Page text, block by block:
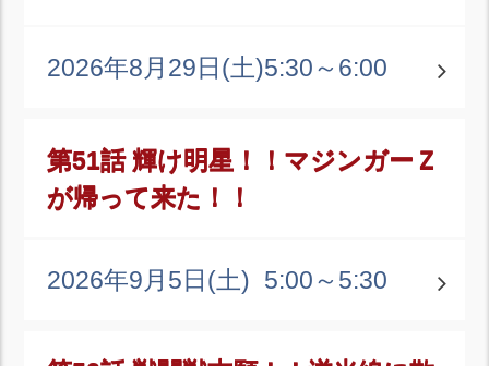
2026年8月29日(土)5:30～6:00
第51話 輝け明星！！マジンガーＺ
が帰って来た！！
2026年9月5日(土) 5:00～5:30